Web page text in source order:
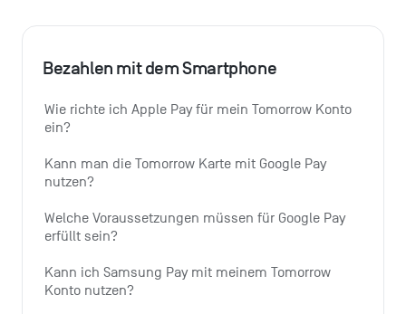
Bezahlen mit dem Smartphone
Wie richte ich Apple Pay für mein Tomorrow Konto
ein?
Kann man die Tomorrow Karte mit Google Pay
nutzen?
Welche Voraussetzungen müssen für Google Pay
erfüllt sein?
Kann ich Samsung Pay mit meinem Tomorrow
Konto nutzen?